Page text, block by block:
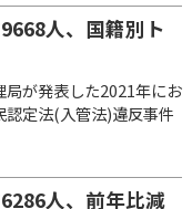
人、国籍別ト
が発表した2021年にお
認定法(入管法)違反事件
人、前年比減